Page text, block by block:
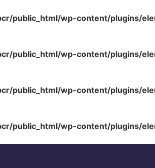
public_html/wp-content/plugins/
public_html/wp-content/plugins/
public_html/wp-content/plugins/
public_html/wp-content/plugins/